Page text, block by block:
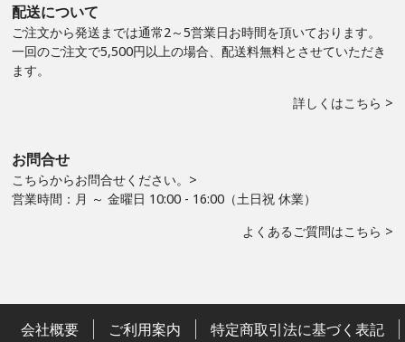
配送について
ご注文から発送までは通常2～5営業日お時間を頂いております。
一回のご注文で5,500円以上の場合、配送料無料とさせていただき
ます。
詳しくはこちら >
お問合せ
こちらからお問合せください。>
営業時間：月 ～ 金曜日 10:00 - 16:00（土日祝 休業）
よくあるご質問はこちら >
会社概要 ご利用案内 特定商取引法に基づく表記